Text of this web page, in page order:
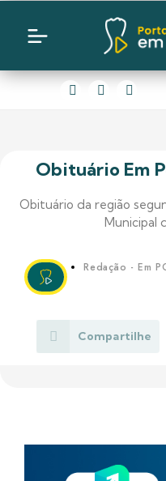
Obituário Em
Obituário da região
Municipal
Redação - Em
Compartilhe